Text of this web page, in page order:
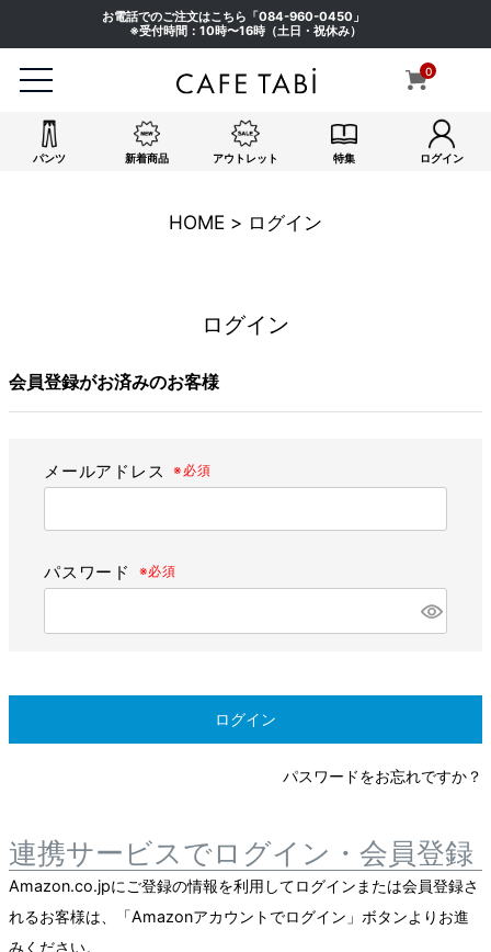
お電話でのご注文はこちら「084-960-0450 」
※受付時間：10時〜16時（土日・祝休み）
0
パンツ 新着商品 アウトレット 特集 ログイン
HOME ログイン
ログイン
会員登録がお済みのお客様
メールアドレス
パスワード
ログイン
パスワードをお忘れですか？
連携サービスでログイン・会員登録
Amazon.co.jpにご登録の情報を利用してログインまたは会員登録さ
れるお客様は、「Amazonアカウントでログイン」ボタンよりお進
みください。